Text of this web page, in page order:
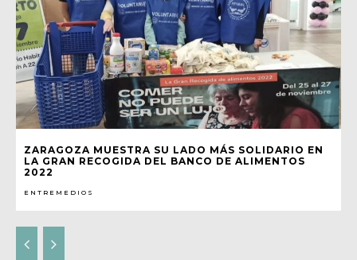
ZARAGOZA MUESTRA SU LADO MÁS SOLIDARIO EN
LA GRAN RECOGIDA DEL BANCO DE ALIMENTOS
2022
ENTREMEDIOS